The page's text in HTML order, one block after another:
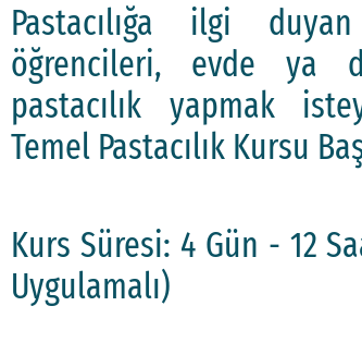
Pastacılığa ilgi
öğrencileri, evde ya
pastacılık yapmak
Temel Pastacılık Kursu
Kurs Süresi: 4 Gün - 12
Uygulamalı)